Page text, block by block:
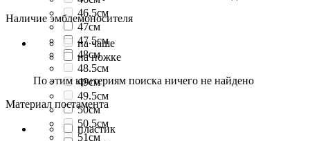
46.5см
47см
47.5см
48см
48.5см
49см
49.5см
50см
50.5см
51см
Наличие эмблемоносителя
на чаше
на ножке
По этим критериям поиска ничего не найдено
Материал постамента
пластик